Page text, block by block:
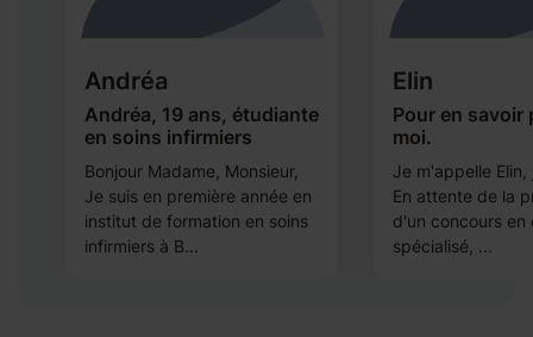
Andréa
Andréa, 19 ans, étudiante
en soins infirmiers
Bonjour Madame, Monsieur,
Je suis en première année en
institut de formation en soins
infirmiers à B...
Elin
Pour en savoir
moi.
Je m'appelle Elin,
En attente de la
d'un concours en
spécialisé, ...